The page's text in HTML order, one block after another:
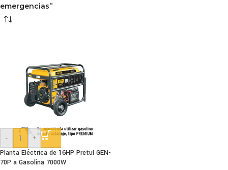
emergencias”
-
+
Planta Eléctrica de 16HP Pretul GEN-
70P a Gasolina 7000W